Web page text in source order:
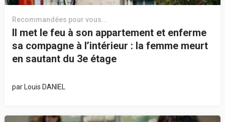
Recommandées pour vous...
Il met le feu à son appartement et enferme
sa compagne à l’intérieur : la femme meurt
en sautant du 3e étage
par Louis DANIEL